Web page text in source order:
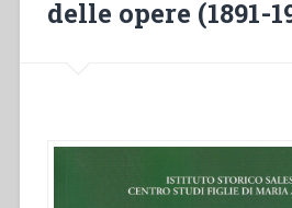
delle opere (1891-